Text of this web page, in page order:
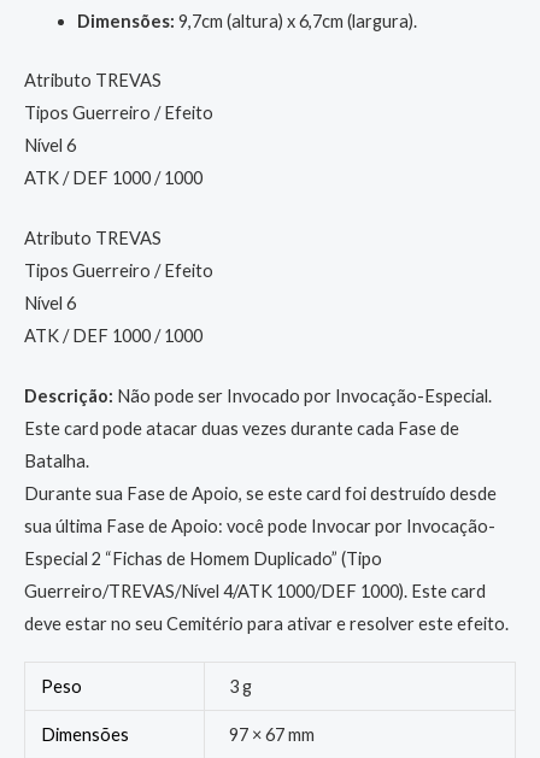
Dimensões: 9,7cm (altura) x 6,7cm (largura).
Atributo TREVAS
Tipos Guerreiro / Efeito
Nível 6
ATK / DEF 1000 / 1000
Atributo TREVAS
Tipos Guerreiro / Efeito
Nível 6
ATK / DEF 1000 / 1000
Descrição: Não pode ser Invocado por Invocação-Especial.
Este card pode atacar duas vezes durante cada Fase de
Batalha.
Durante sua Fase de Apoio, se este card foi destruído desde
sua última Fase de Apoio: você pode Invocar por Invocação-
Especial 2 “Fichas de Homem Duplicado” (Tipo
Guerreiro/TREVAS/Nível 4/ATK 1000/DEF 1000). Este card
deve estar no seu Cemitério para ativar e resolver este efeito.
Peso 3 g
Dimensões 97 × 67 mm